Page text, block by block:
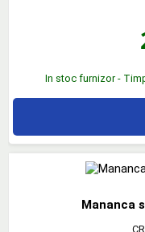
In stoc furnizor -
Mananca